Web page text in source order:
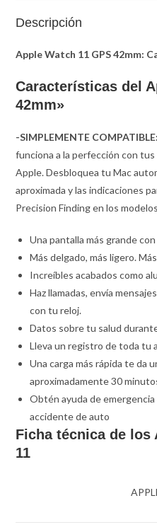
Descripción
Apple Watch 11 GPS 42mm:
Características del
42mm»
-SIMPLEMENTE COMPATIBLE:
funciona a la perfección con
Apple. Desbloquea tu Mac
aproximada y las indicaciones
Precision Finding en los
Una pantalla más grande
Más delgado, más ligero.
Increíbles acabados como
Haz llamadas, envía
con tu reloj.
Datos sobre tu salud
Lleva un registro de toda tu
Una carga más rápida te da
aproximadamente 30
Obtén ayuda de
accidente de auto
Ficha técnica de los
11